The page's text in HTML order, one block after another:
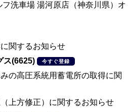
洗車場 湯河原店（神奈川県）オ
関するお知らせ
ス(6625)
今すぐ登録
の高圧系統用蓄電所の取得に関
上方修正）に関するお知らせ